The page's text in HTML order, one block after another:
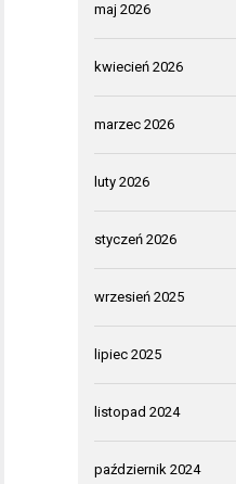
maj 2026
kwiecień 2026
marzec 2026
luty 2026
styczeń 2026
wrzesień 2025
lipiec 2025
listopad 2024
październik 2024